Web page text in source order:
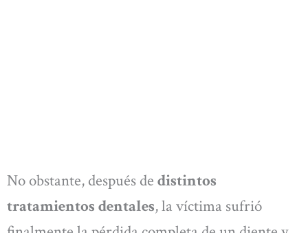
No obstante, después de distintos
tratamientos dentales, la víctima sufrió